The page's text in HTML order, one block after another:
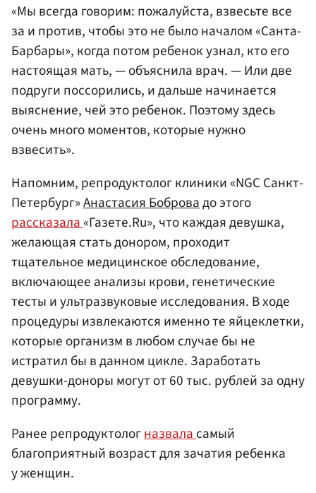
«Мы всегда говорим: пожалуйста, взвесьте все
за и против, чтобы это не было началом «Санта-
Барбары», когда потом ребенок узнал, кто его
настоящая мать, — объяснила врач. — Или две
подруги поссорились, и дальше начинается
выяснение, чей это ребенок. Поэтому здесь
очень много моментов, которые нужно
взвесить».
Напомним, репродуктолог клиники «NGC Санкт-
Петербург»Анастасия Бобровадо этого
рассказала«Газете.Ru», что каждая девушка,
желающая стать донором, проходит
тщательное медицинское обследование,
включающее анализы крови, генетические
тесты и ультразвуковые исследования. В ходе
процедуры извлекаются именно те яйцеклетки,
которые организм в любом случае бы не
истратил бы в данном цикле. Заработать
девушки-доноры могут от 60 тыс. рублей за одну
программу.
Ранее репродуктологназваласамый
благоприятный возраст для зачатия ребенка
у женщин.